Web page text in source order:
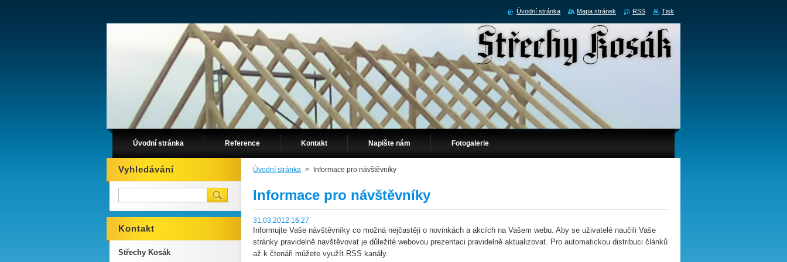
Úvodní stránka Reference Kontakt Napište nám Fotogalerie
Úvodní stránka > Informace pro návštěvníky
Informace pro návštěvníky
31.03.2012 16:27
Informujte Vaše návštěvníky co možná nejčastěji o novinkách a akcích na Vašem webu. Aby se uživatelé naučili Vaše
stránky pravidelně navštěvovat je důležité webovou prezentaci pravidelně aktualizovat. Pro automatickou distribuci článků
až k čtenáři můžete využít RSS kanály.
Vyhledávání
Kontakt
Střechy Kosák
Úvodní stránka Mapa stránek RSS Tisk